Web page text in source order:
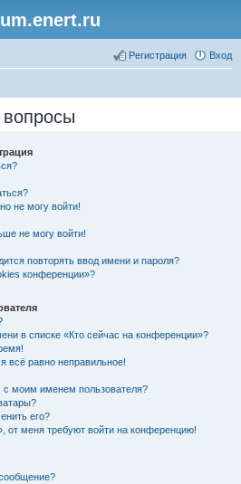
Вход
Регистрация
не могу войти!
не могу войти!
повторять ввод имени и пароля?
конференции»?
в списке «Кто сейчас на конференции»?
всё равно неправильное!
с моим именем пользователя?
его?
от меня требуют войти на конференцию!